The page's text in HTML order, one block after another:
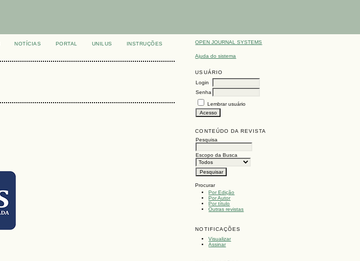
OPEN JOURNAL SYSTEMS
Ajuda do sistema
USUÁRIO
Login
Senha
Lembrar usuário
CONTEÚDO DA REVISTA
Pesquisa
Escopo da Busca
Procurar
Por Edição
Por Autor
Por título
Outras revistas
NOTIFICAÇÕES
Visualizar
Assinar
NOTÍCIAS PORTAL UNILUS
INSTRUÇÕES